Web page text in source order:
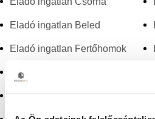
Eladó ingatlan Beled
Eladó ingatlan Fertőhomok
Eladó ingatlan Mezőörs
Eladó ingatlan Sárvár